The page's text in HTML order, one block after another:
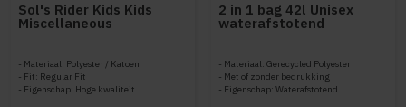
Sol's Rider Kids Kids
Miscellaneous
Materiaal: Polyester / Katoen
Fit: Regular Fit
Eigenschap: Hoge kwaliteit
2 in 1 bag 42l Unisex
waterafstotend
Materiaal: Gerecycled Polyester
Met of zonder bedrukking
Eigenschap: Waterafstotend